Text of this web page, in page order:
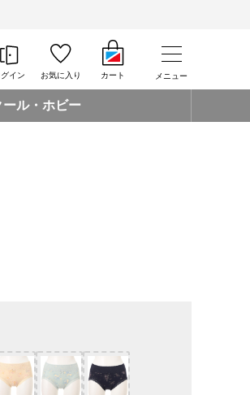
グイン お気に入り カート メニュー
ール・ホビー